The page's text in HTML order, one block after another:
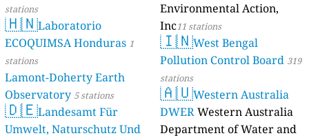
stations
🇭🇳Laboratorio
ECOQUIMSA Honduras 1
stations
Lamont-Doherty Earth
Observatory 5 stations
🇩🇪Landesamt Für
Umwelt, Naturschutz Und
Environmental Action,
Inc11 stations
🇮🇳West Bengal
Pollution Control Board 319
stations
🇦🇺Western Australia
DWERWestern Australia
Department of Water and